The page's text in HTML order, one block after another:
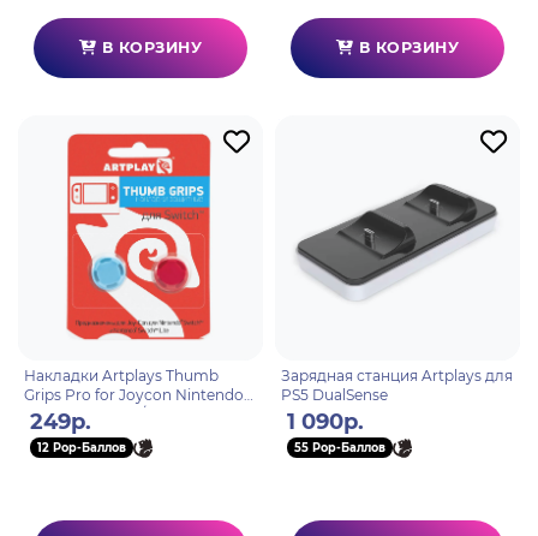
В КОРЗИНУ В КОРЗИНУ
Накладки Artplays Thumb
Grips Pro for Joycon Nintendo
Switch красные/синие
249р.
12 Pop-Баллов
Зарядная станция Artplays для
PS5 DualSense
1 090р.
55 Pop-Баллов